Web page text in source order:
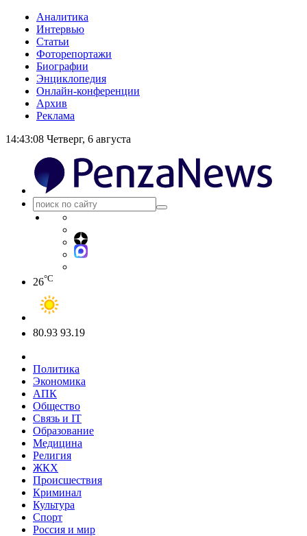
Аналитика
Интервью
Статьи
Фоторепортажи
Биографии
Энциклопедия
Онлайн-конференции
Архив
Реклама
14:43:09 Четверг, 6 августа
26°C
80.93 93.19
Политика
Экономика
АПК
Общество
Связь и IT
Образование
Медицина
Религия
ЖКХ
Происшествия
Криминал
Культура
Спорт
Россия и мир